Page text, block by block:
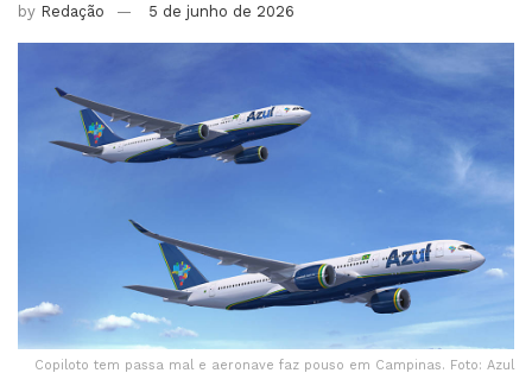
by Redação 5 de junho de 2026
Copiloto tem passa mal e aeronave faz pouso em Campinas. Foto: Azul